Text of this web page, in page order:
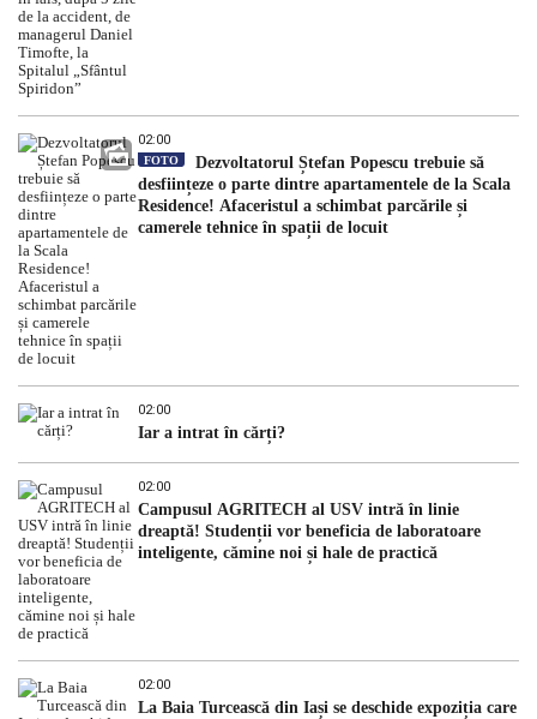
02:00
FOTO
Dezvoltatorul Ștefan Popescu trebuie să
desființeze o parte dintre apartamentele de la Scala
Residence! Afaceristul a schimbat parcările și
camerele tehnice în spații de locuit
02:00
Iar a intrat în cărți?
02:00
Campusul AGRITECH al USV intră în linie
dreaptă! Studenții vor beneficia de laboratoare
inteligente, cămine noi și hale de practică
02:00
La Baia Turcească din Iași se deschide expoziția care